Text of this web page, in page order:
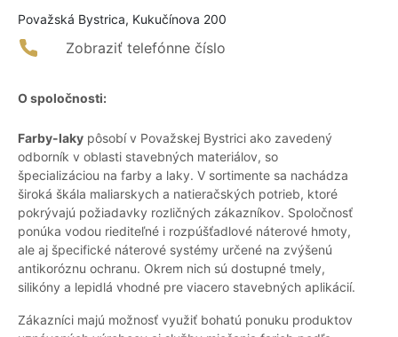
Považská Bystrica, Kukučínova 200
Zobraziť telefónne číslo
O spoločnosti:
Farby-laky pôsobí v Považskej Bystrici ako zavedený
odborník v oblasti stavebných materiálov, so
špecializáciou na farby a laky. V sortimente sa nachádza
široká škála maliarskych a natieračských potrieb, ktoré
pokrývajú požiadavky rozličných zákazníkov. Spoločnosť
ponúka vodou riediteľné i rozpúšťadlové náterové hmoty,
ale aj špecifické náterové systémy určené na zvýšenú
antikoróznu ochranu. Okrem nich sú dostupné tmely,
silikóny a lepidlá vhodné pre viacero stavebných aplikácií.
Zákazníci majú možnosť využiť bohatú ponuku produktov